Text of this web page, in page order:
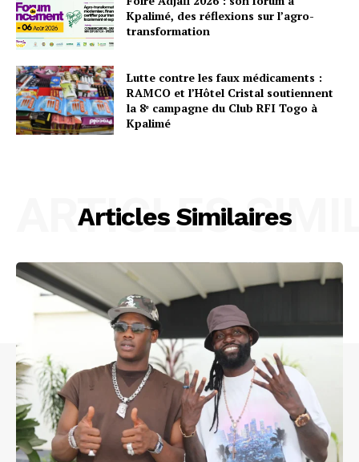
Kpalimé, des réflexions sur l’agro-
transformation
Lutte contre les faux médicaments :
RAMCO et l’Hôtel Cristal soutiennent
la 8ᵉ campagne du Club RFI Togo à
Kpalimé
Articles Similaires
ARTICLES